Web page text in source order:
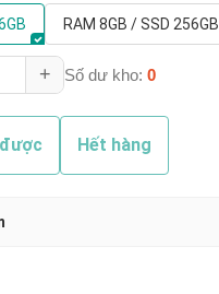
RAM 8GB / SSD 256GB
+ Số dư kho: 0
Hết hàng